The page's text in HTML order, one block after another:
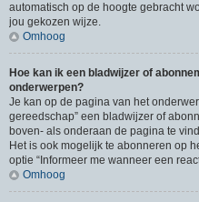
automatisch op de hoogte gebracht
jou gekozen wijze.
Omhoog
Hoe kan ik een bladwijzer of
onderwerpen?
Je kan op de pagina van het
gereedschap” een bladwijzer of
boven- als onderaan de pagina te
Het is ook mogelijk te abonneren op
optie “Informeer me wanneer een
Omhoog